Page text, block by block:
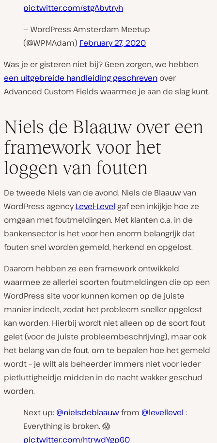
pic.twitter.com/stgAbvtryh
— WordPress Amsterdam Meetup
(@WPMAdam) February 27, 2020
Was je er gisteren niet bij? Geen zorgen, we hebben
een uitgebreide handleiding geschreven over
Advanced Custom Fields waarmee je aan de slag kunt.
Niels de Blaauw over een
framework voor het
loggen van fouten
De tweede Niels van de avond, Niels de Blaauw van
WordPress agencyLevel-Level gaf een inkijkje hoe ze
omgaan met foutmeldingen. Met klanten o.a. in de
bankensector is het voor hen enorm belangrijk dat
fouten snel worden gemeld, herkend en opgelost.
Daarom hebben ze een framework ontwikkeld
waarmee ze allerlei soorten foutmeldingen die op een
WordPress site voor kunnen komen op de juiste
manier indeelt, zodat het probleem sneller opgelost
kan worden. Hierbij wordt niet alleen op de soort fout
gelet (voor de juiste probleembeschrijving), maar ook
het belang van de fout, om te bepalen hoe het gemeld
wordt – je wilt als beheerder immers niet voor ieder
pietluttigheidje midden in de nacht wakker geschud
worden.
Next up: @nielsdeblaauwfrom @levellevel :
Everything is broken. 😱
pic.twitter.com/htrwdYgpGO